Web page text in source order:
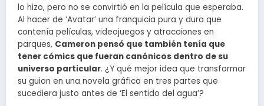
lo hizo, pero no se convirtió en la película que esperaba.
Al hacer de ‘Avatar’ una franquicia pura y dura que
contenía películas, videojuegos y atracciones en
parques, Cameron pensó que también tenía que
tener cómics que fueran canónicos dentro de su
universo particular. ¿Y qué mejor idea que transformar
su guion en una novela gráfica en tres partes que
sucediera justo antes de ‘El sentido del agua’?